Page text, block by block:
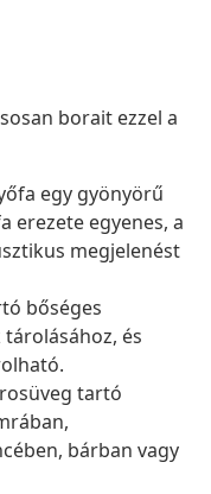
borait ezzel a
egy gyönyörű
erezete egyenes, a
megjelenést
bőséges
és
tartó
bárban vagy